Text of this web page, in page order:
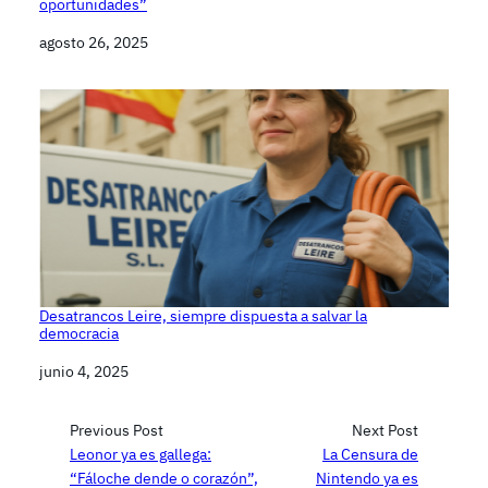
oportunidades”
Fecha
agosto 26, 2025
Desatrancos Leire, siempre dispuesta a salvar la
democracia
Fecha
junio 4, 2025
Previous Post
Leonor ya es gallega:
“Fáloche dende o corazón”,
Next Post
La Censura de
Nintendo ya es